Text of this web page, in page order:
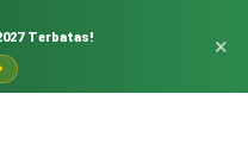
Terbatas!
×